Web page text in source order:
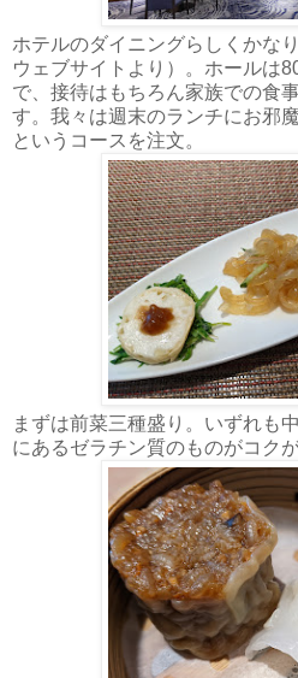
ホテルのダイニングらしくかな
ウェブサイトより）。ホールは
で、接待はもちろん家族での食
す。我々は週末のランチにお邪
というコースを注文。
まずは前菜三種盛り。いずれも
にあるゼラチン質のものがコク